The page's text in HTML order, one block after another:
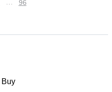
… 96
Buy